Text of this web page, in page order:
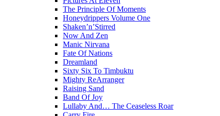
The Principle Of Moments
Honeydrippers Volume One
Shaken’n’Stirred
Now And Zen
Manic Nirvana
Fate Of Nations
Dreamland
Sixty Six To Timbuktu
Mighty ReArranger
Raising Sand
Band Of Joy
Lullaby And… The Ceaseless Roar